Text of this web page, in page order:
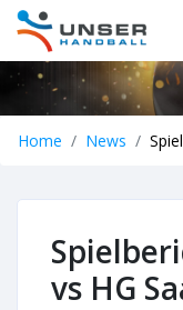
Home News
vs HG